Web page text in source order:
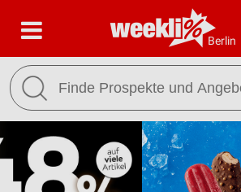
Berlin